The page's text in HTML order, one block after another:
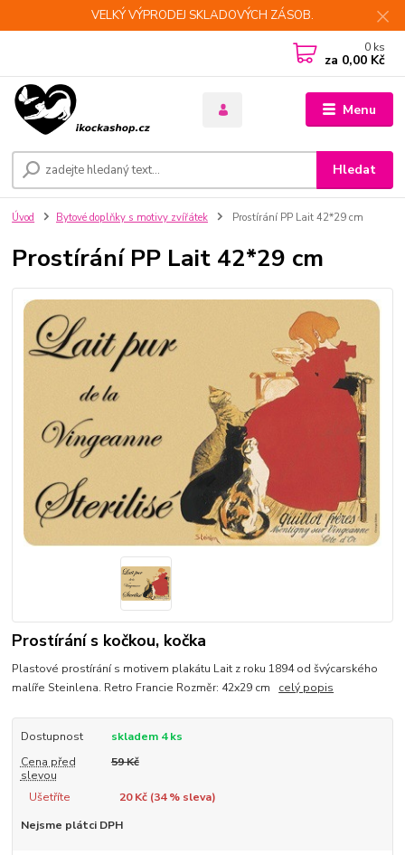
VELKÝ VÝPRODEJ SKLADOVÝCH ZÁSOB.
Menu
Hledat
0 ks
za 0,00 Kč
Úvod Bytové doplňky s motivy zvířátek Prostírání PP Lait 42*29 cm
Prostírání PP Lait 42*29 cm
Prostírání s kočkou, kočka
Plastové prostírání s motivem plakátu Lait z roku 1894 od švýcarského
malíře Steinlena. Retro Francie Rozměr: 42x29 cm celý popis
Dostupnost
skladem 4 ks
Cena před
slevou
59 Kč
Ušetříte 20 Kč (34% sleva)
Nejsme plátci DPH